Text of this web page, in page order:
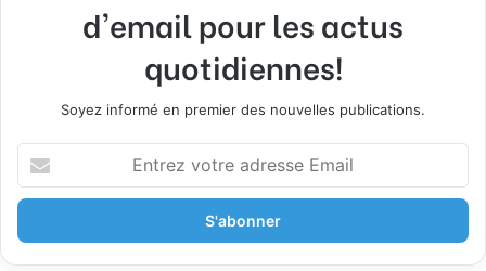
d'email pour les actus
quotidiennes!
Soyez informé en premier des nouvelles publications.
t
e